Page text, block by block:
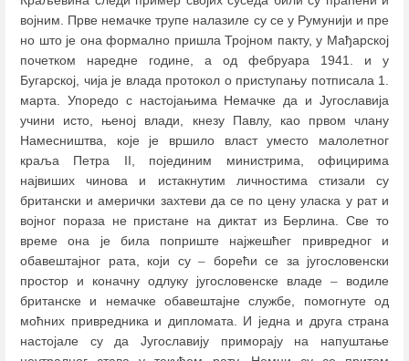
војним. Прве немачке трупе налазиле су се у Румунији и пре
но што је она формално пришла Тројном пакту, у Мађарској
почетком наредне године, а од фебруара 1941. и у
Бугарској, чија је влада протокол о приступању потписала 1.
марта. Упоредо с настојањима Немачке да и Југославија
учини исто, њеној влади, кнезу Павлу, као првом члану
Намесништва, које је вршило власт уместо малолетног
краља Петра II, појединим министрима, официрима
највиших чинова и истакнутим личностима стизали су
британски и амерички захтеви да се по цену уласка у рат и
војног пораза не пристане на диктат из Берлина. Све то
време она је била поприште најжешћег привредног и
обавештајног рата, који су – борећи се за југословенски
простор и коначну одлуку југословенске владе – водиле
британске и немачке обавештајне службе, помогнуте од
моћних привредника и дипломата. И једна и друга страна
настојале су да Југославију приморају на напуштање